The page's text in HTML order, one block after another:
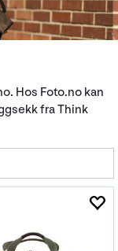
Hos Foto.no kan
fra Think